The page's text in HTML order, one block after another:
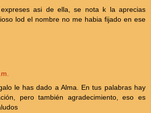
asi de ella, se nota k la aprecias
lod el nombre no me habia fijado en ese
le has dado a Alma. En tus palabras hay
pero también agradecimiento, eso es